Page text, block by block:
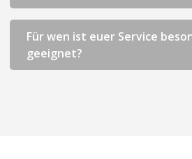
Für wen ist euer Service
geeignet?